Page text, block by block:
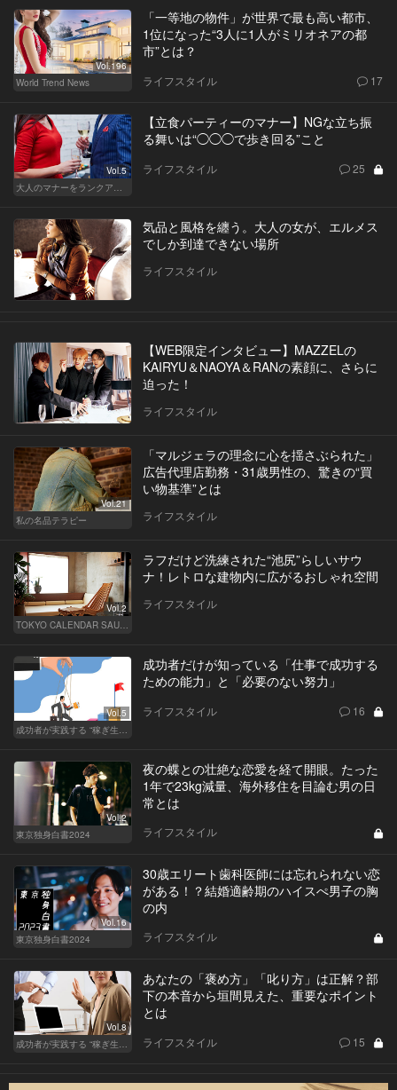
Vol.196
World Trend News
「一等地の物件」が世界で最も高い都市、
1位になった“3人に1人がミリオネアの都
市”とは？
ライフスタイル 17
Vol.5
大人のマナーをランクアップせよ
【立食パーティーのマナー】NGな立ち振
る舞いは“◯◯◯で歩き回る”こと
ライフスタイル 25
気品と風格を纏う。大人の女が、エルメス
でしか到達できない場所
ライフスタイル
【WEB限定インタビュー】MAZZELの
KAIRYU＆NAOYA＆RANの素顔に、さらに
迫った！
ライフスタイル
Vol.21
私の名品テラピー
「マルジェラの理念に心を揺さぶられた」
広告代理店勤務・31歳男性の、驚きの“買
い物基準”とは
ライフスタイル
Vol.2
TOKYO CALENDAR SAUNA CLUB ― トウカレ サウナクラブ ―
ラフだけど洗練された“池尻”らしいサウ
ナ！レトロな建物内に広がるおしゃれ空間
ライフスタイル
Vol.5
成功者が実践する “稼ぎ生活”
成功者だけが知っている「仕事で成功する
ための能力」と「必要のない努力」
ライフスタイル 16
Vol.2
東京独身白書2024
夜の蝶との壮絶な恋愛を経て開眼。たった
1年で23kg減量、海外移住を目論む男の日
常とは
ライフスタイル
Vol.16
東京独身白書2024
30歳エリート歯科医師には忘れられない恋
がある！？結婚適齢期のハイスぺ男子の胸
の内
ライフスタイル
Vol.8
成功者が実践する “稼ぎ生活”
あなたの「褒め方」「叱り方」は正解？部
下の本音から垣間見えた、重要なポイント
とは
ライフスタイル 15